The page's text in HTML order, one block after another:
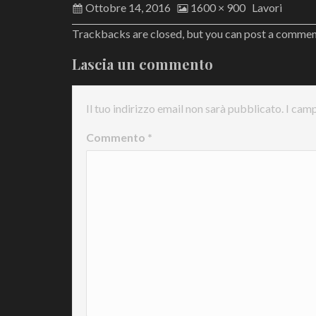
Ottobre 14, 2016 1600 × 900 Lavori
Trackbacks are closed, but you can post a
Lascia un commento
Il tuo indirizzo email non sarà pubblicato. I
Commento *